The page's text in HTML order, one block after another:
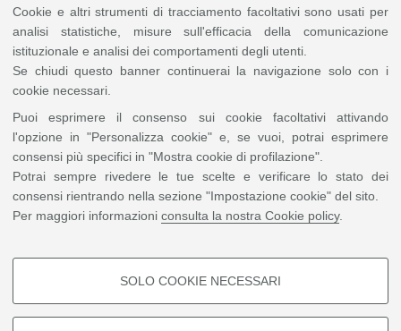
Cookie e altri strumenti di tracciamento facoltativi sono usati per
analisi statistiche, misure sull'efficacia della comunicazione
istituzionale e analisi dei comportamenti degli utenti.
Se chiudi questo banner continuerai la navigazione solo con i
cookie necessari.
Puoi esprimere il consenso sui cookie facoltativi attivando
l'opzione in "Personalizza cookie" e, se vuoi, potrai esprimere
consensi più specifici in "Mostra cookie di profilazione".
Potrai sempre rivedere le tue scelte e verificare lo stato dei
consensi rientrando nella sezione "Impostazione cookie" del sito.
Per maggiori informazioni consulta la nostra Cookie policy.
COOKIE DI PROFILAZIONE -
FACOLTATIVI
SOLO COOKIE NECESSARI
(Francia-Germania/1932) di Carl Theodor Dreyer (73')
Versione in lingua originale con sottotitoli
introduce: Maura Savini
La strana avventura di Allan Graysi compie tutta in una notte di luna
dunque la logica del sogno a guidare lo svolgersi della storia in cui una
sequenza di eventi misteriosi accade in una condizione di continuo
spostamento tra reale e irreale, entro la quale Gray deve fronteggiare